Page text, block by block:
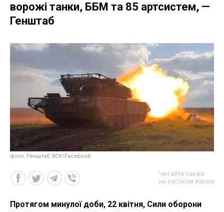
ворожі танки, ББМ та 85 артсистем, —
Генштаб
фото: Генштаб ЗСУ/Facebook
Читайте также
на русском языке
Протягом минулої доби, 22 квітня, Сили оборони